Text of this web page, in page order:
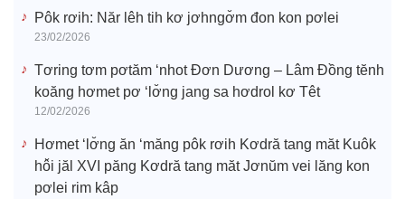
Pôk rơih: Năr lêh tih kơ jơhngơ̆m đon kon pơlei
23/02/2026
Tơring tơm pơtăm ‘nhot Đơn Dương – Lâm Đồng tĕnh
koăng hơmet pơ ‘lơ̆ng jang sa hơdrol kơ Têt
12/02/2026
Hơmet ‘lơ̆ng ăn ‘măng pôk rơih Kơdră tang măt Kuôk
hô̆i jăl XVI păng Kơdră tang măt Jơnŭm vei lăng kon
pơlei rim kâp